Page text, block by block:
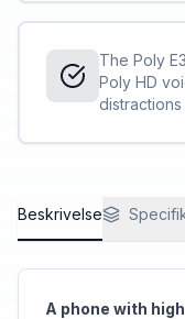
designed
productive.
The Poly
Poly HD
Beskrivelse
A phone with